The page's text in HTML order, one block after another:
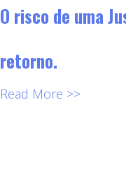
O risco de uma
retorno.
Read More >>